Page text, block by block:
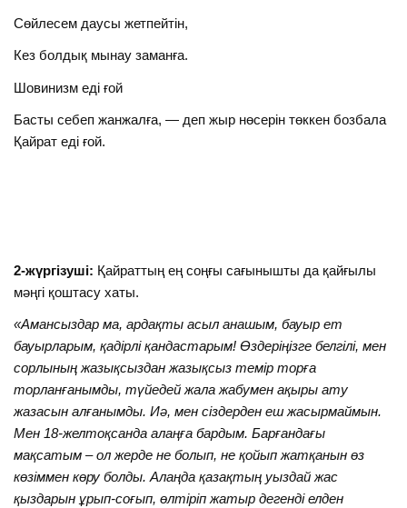
Сөйлесем даусы жетпейтін,
Кез болдық мынау заманға.
Шовинизм еді ғой
Басты себеп жанжалға, — деп жыр нөсерін төккен бозбала
Қайрат еді ғой.
2-жүргізуші: Қайраттың ең соңғы сағынышты да қайғылы
мәңгі қоштасу хаты.
«Амансыздар ма, ардақты асыл анашым, бауыр ет
бауырларым, қадірлі қандастарым! Өздеріңізге белгілі, мен
сорлының жазықсыздан жазықсыз темір торға
торланғанымды, түйедей жала жабумен ақыры ату
жазасын алғанымды. Иә, мен сіздерден еш жасырмаймын.
Мен 18-желтоқсанда алаңға бардым. Барғандағы
мақсатым – ол жерде не болып, не қойып жатқанын өз
көзіммен көру болды. Алаңда қазақтың уыздай жас
қыздарын ұрып-соғып, өлтіріп жатыр дегенді елден